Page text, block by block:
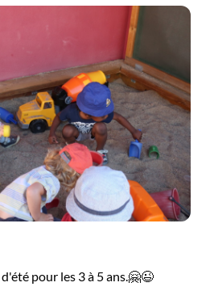
pour les 3 à 5 ans.🤗😉